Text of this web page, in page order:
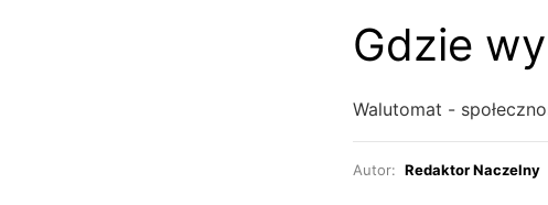
Gdzie
Walutomat -
Autor: Redaktor Naczelny